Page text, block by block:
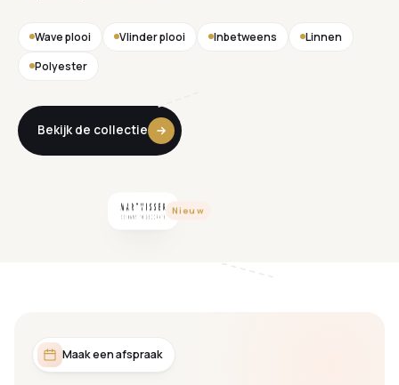
Wave plooi Vlinder plooi Inbetweens
Linnen
Polyester
Bekijk de collectie
Nieuw
Maak een afspraak